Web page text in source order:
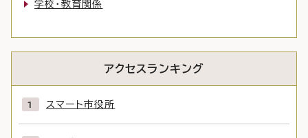
学校・教育関係
アクセスランキング
スマート市役所